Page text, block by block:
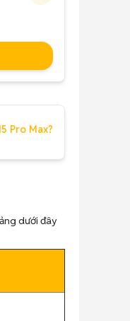
Pro Max?
dưới đây